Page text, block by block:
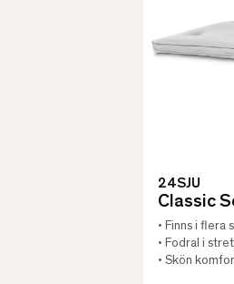
24SJU
Classic
• Finns i flera
• Fodral i
• Skön